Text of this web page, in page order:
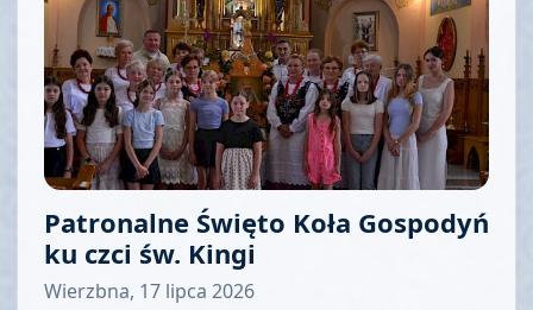
Patronalne Święto Koła Gospodyń
ku czci św. Kingi
Wierzbna, 17 lipca 2026